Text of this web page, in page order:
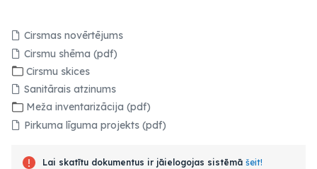
Cirsmas novērtējums
Cirsmu shēma (pdf)
Cirsmu skices
Sanitārais atzinums
Meža inventarizācija (pdf)
Pirkuma līguma projekts (pdf)
Lai skatītu dokumentus ir jāielogojas sistēmā šeit!